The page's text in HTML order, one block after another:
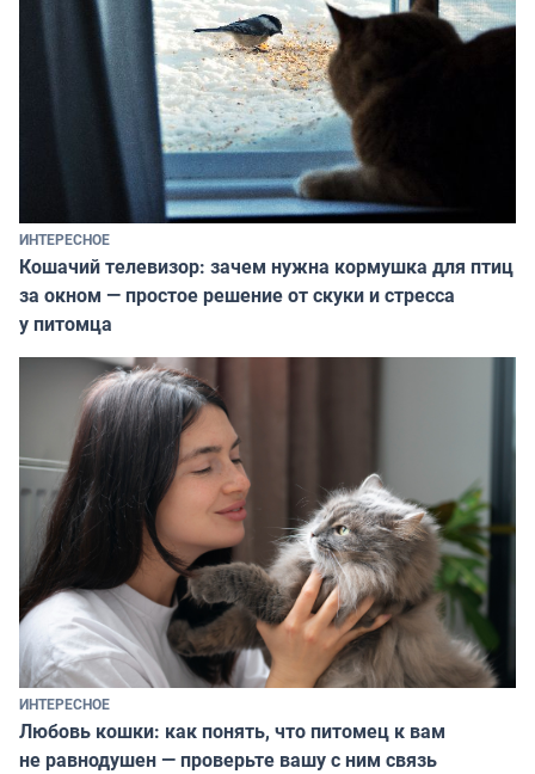
ИНТЕРЕСНОЕ
Кошачий телевизор: зачем нужна кормушка для птиц
за окном — простое решение от скуки и стресса
у питомца
ИНТЕРЕСНОЕ
Любовь кошки: как понять, что питомец к вам
не равнодушен — проверьте вашу с ним связь